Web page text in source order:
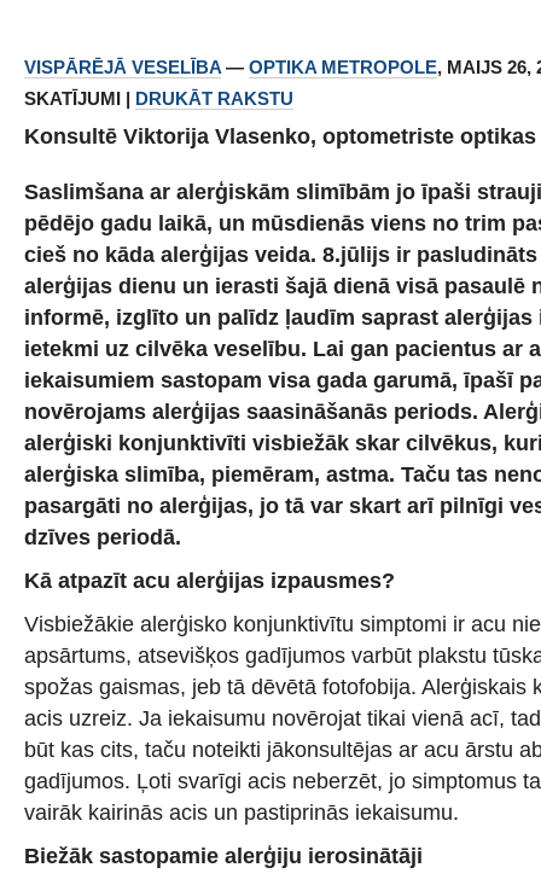
VISPĀRĒJĀ VESELĪBA — OPTIKA METROPOLE, MAIJS 26,
SKATĪJUMI | DRUKĀT RAKSTU
Konsultē Viktorija Vlasenko, optometriste
Saslimšana ar alerģiskām slimībām jo īpaši
pēdējo gadu laikā, un mūsdienās viens no trim
cieš no kāda alerģijas veida. 8.jūlijs ir
alerģijas dienu un ierasti šajā dienā visā pasaulē
informē, izglīto un palīdz ļaudīm saprast alerģijas
ietekmi uz cilvēka veselību. Lai gan pacientus ar
iekaisumiem sastopam visa gada garumā, īpašī
novērojams alerģijas saasināšanās periods.
alerģiski konjunktivīti visbiežāk skar cilvēkus,
alerģiska slimība, piemēram, astma. Taču tas
pasargāti no alerģijas, jo tā var skart arī pilnīgi
dzīves periodā.
Kā atpazīt acu alerģijas izpausmes?
Visbiežākie alerģisko konjunktivītu simptomi ir acu
apsārtums, atsevišķos gadījumos varbūt plakstu
spožas gaismas, jeb tā dēvētā fotofobija. Alerģiskais
acis uzreiz. Ja iekaisumu novērojat tikai vienā acī,
būt kas cits, taču noteikti jākonsultējas ar acu ārstu
gadījumos. Ļoti svarīgi acis neberzēt, jo simptomus
vairāk kairinās acis un pastiprinās iekaisumu.
Biežāk sastopamie alerģiju ierosinātāji